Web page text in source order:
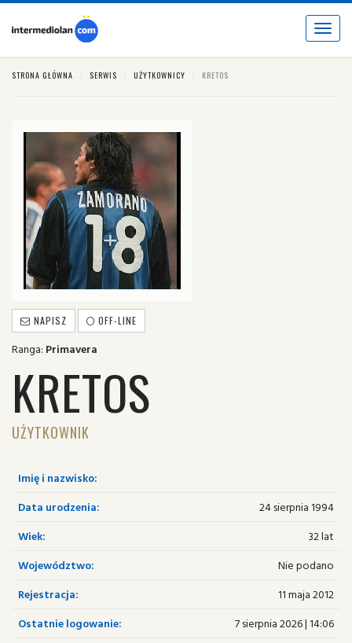
Toggle
STRONA GŁÓWNA SERWIS UŻYTKOWNICY KRETOS
NAPISZ OFF-LINE
Ranga: Primavera
KRETOS
UŻYTKOWNIK
Imię i nazwisko:
Data urodzenia:
24 sierpnia 1994
Wiek:
32 lat
Województwo:
Nie podano
Rejestracja:
11 maja 2012
Ostatnie logowanie:
7 sierpnia 2026 | 14:06